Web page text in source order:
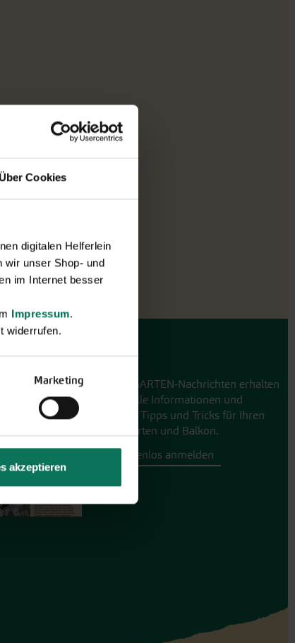
Cookies
digitalen Helferlein
wir unser Shop- und
im Internet besser
Impressum.
widerrufen.
Marketing
akzeptieren
Nachrichten
Mit den GARTEN-Nachrichten erhalten
Sie aktuelle Informationen und
hilfreiche Tipps und Tricks für Ihren
Hobbygarten und Balkon.
Hier kostenlos anmelden